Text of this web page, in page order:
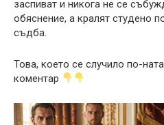
заспиват и никога не се
обяснение, а кралят студено
съдба.
Това, което се случило по-
коментар